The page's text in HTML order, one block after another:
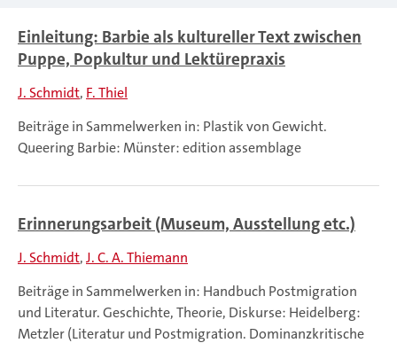
Einleitung: Barbie als kultureller Text zwischen
Puppe, Popkultur und Lektürepraxis
J. Schmidt F. Thiel
Beiträge in Sammelwerken in: Plastik von Gewicht.
Queering Barbie: Münster: edition assemblage
Erinnerungsarbeit (Museum, Ausstellung etc.)
J. Schmidt J. C. A. Thiemann
Beiträge in Sammelwerken in: Handbuch Postmigration
und Literatur. Geschichte, Theorie, Diskurse: Heidelberg:
Metzler (Literatur und Postmigration. Dominanzkritische